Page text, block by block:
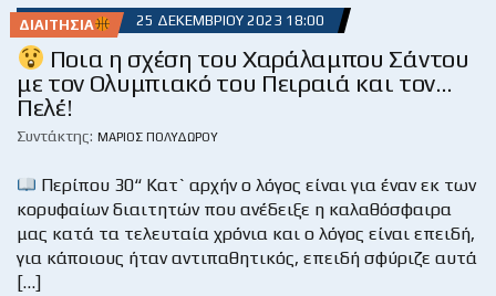
ΔΙΑΙΤΗΣΊΑ 25 ΔΕΚΕΜΒΡΊΟΥ 2023 18:00
Ποια η σχέση του Χαράλαμπου Σάντου
με τον Ολυμπιακό του Πειραιά και τον…
Πελέ!
Συντάκτης: ΜΆΡΙΟΣ ΠΟΛΥΔΏΡΟΥ
Περίπου 30“ Κατ` αρχήν ο λόγος είναι για έναν εκ των
κορυφαίων διαιτητών που ανέδειξε η καλαθόσφαιρα
μας κατά τα τελευταία χρόνια και ο λόγος είναι επειδή,
για κάποιους ήταν αντιπαθητικός, επειδή σφύριζε αυτά
[…]